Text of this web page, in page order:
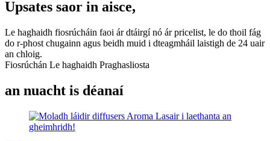
Upsates saor in aisce,
Le haghaidh fiosrúcháin faoi ár dtáirgí nó ár pricelist, le do thoil fág
do r-phost chugainn agus beidh muid i dteagmháil laistigh de 24 uair
an chloig.
Fiosrúchán Le haghaidh Praghasliosta
an nuacht is déanaí